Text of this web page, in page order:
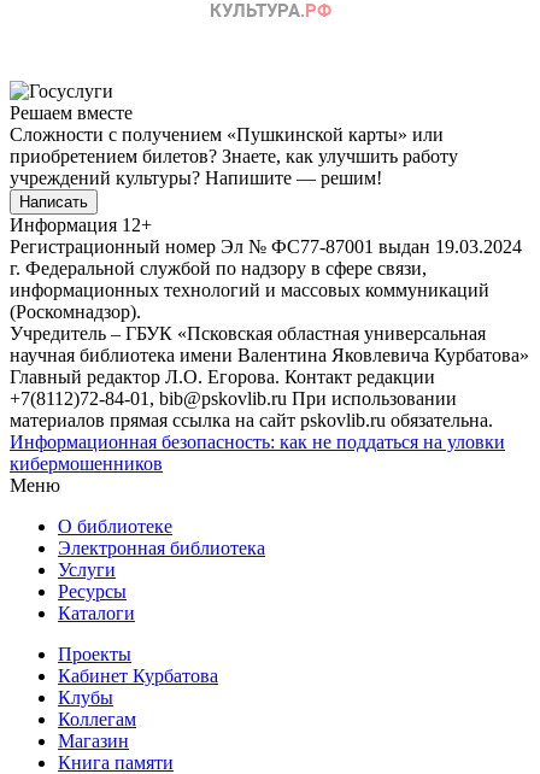
Решаем вместе
Сложности с получением «Пушкинской карты» или
приобретением билетов? Знаете, как улучшить работу
учреждений культуры? Напишите — решим!
Написать
Информация 12+
Регистрационный номер Эл № ФС77-87001 выдан 19.03.2024
г. Федеральной службой по надзору в сфере связи,
информационных технологий и массовых коммуникаций
(Роскомнадзор).
Учредитель – ГБУК «Псковская областная универсальная
научная библиотека имени Валентина Яковлевича Курбатова»
Главный редактор Л.О. Егорова. Контакт редакции
+7(8112)72-84-01, bib@pskovlib.ru При использовании
материалов прямая ссылка на сайт pskovlib.ru обязательна.
Информационная безопасность: как не поддаться на уловки
кибермошенников
Меню
О библиотеке
Электронная библиотека
Услуги
Ресурсы
Каталоги
Проекты
Кабинет Курбатова
Клубы
Коллегам
Магазин
Книга памяти